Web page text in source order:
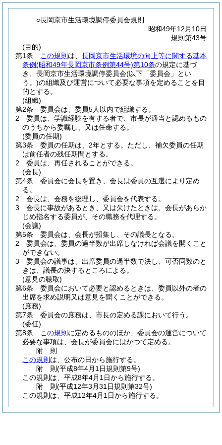
○長岡京市生活環境調停委員会規則
昭和49年12月10日
規則第43号
(目的)
第1条
この規則 は、 長岡京市生活環境の向上等に関する基本
条例(昭和49年長岡京市条例第44号)第10条の規定に基づ
き、長岡京市生活環境調停委員会(以下「委員会」とい
う。)の組織及び運営について必要な事項を定めることを目
的とする。
(組織)
第2条
委員会は、委員5人以内で組織する。
2
委員は、学識経験を有する者で、市長が適当と認めるもの
のうちから委嘱し、又は任命する。
(委員の任期)
第3条
委員の任期は、2年とする。 ただし、補欠委員の任期
は前任者の残任期間とする。
2
委員は、再任されることができる。
(会長)
第4条
委員会に会長を置き、会長は委員の互選により定め
る。
2
会長は、会務を総理し、委員会を代表する。
3
会長に事故があるとき、又は欠けたときは、会長があらか
じめ指名する委員が、その職務を代理する。
(会議)
第5条
委員会は、会長が招集し、その議長となる。
2
委員会は、委員の過半数が出席しなければ会議を開くこと
ができない。
3
委員会の議事は、出席委員の過半数で決し、可否同数のと
きは、議長の決するところによる。
(意見の聴取)
第6条
委員会において必要と認めるときは、委員以外の者の
出席を求め説明又は意見を聞くことができる。
(庶務)
第7条
委員会の庶務は、市長の定める課において行う。
(委任)
第8条
この規則 に定めるもののほか、委員会の運営について
必要な事項は、会長が委員会にはかつて定める。
附 則
この規則 は、公布の日から施行する。
附 則(平成8年4月1日規則第9号)
この規則は、平成8年4月1日から施行する。
附 則(平成12年3月31日規則第32号)
この規則は、平成12年4月1日から施行する。